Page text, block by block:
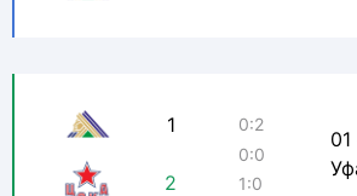
1
2
0:2
0:0
1:0